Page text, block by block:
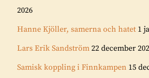
2026
Hanne Kjöller, samerna och hatet 1
Lars Erik Sandström 22 december
Samisk koppling i Finnkampen 15